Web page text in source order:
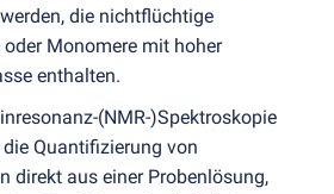
die nichtflüchtige
Monomere mit hoher
enthalten.
(NMR-)Spektroskopie
Quantifizierung von
direkt aus einer Probenlösung,